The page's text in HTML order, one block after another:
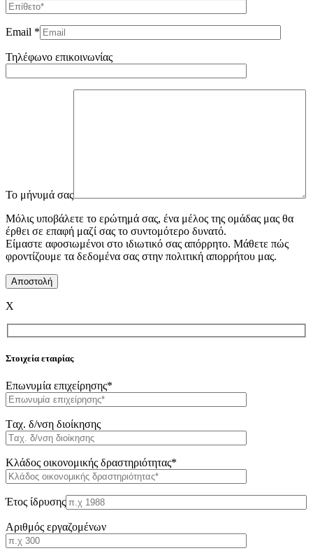
Email *
Τηλέφωνο επικοινωνίας
To μήνυμά σας
Μόλις υποβάλετε το ερώτημά σας, ένα μέλος της ομάδας μας θα
έρθει σε επαφή μαζί σας το συντομότερο δυνατό.
Είμαστε αφοσιωμένοι στο ιδιωτικό σας απόρρητο. Μάθετε πώς
φροντίζουμε τα δεδομένα σας στην πολιτική απορρήτου μας.
X
Στοιχεία εταιρίας
Επωνυμία επιχείρησης*
Tαχ. δ/νση διοίκησης
Κλάδος οικονομικής δραστηριότητας*
Έτος ίδρυσης
Αριθμός εργαζομένων